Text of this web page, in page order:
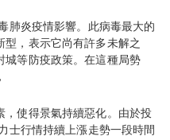
肺炎疫情影響。此病毒最大的
型，表示它尚有許多未解之
城等防疫政策。在這種局勢
，使得景氣持續惡化。由於投
士行情持續上漲走勢一段時間